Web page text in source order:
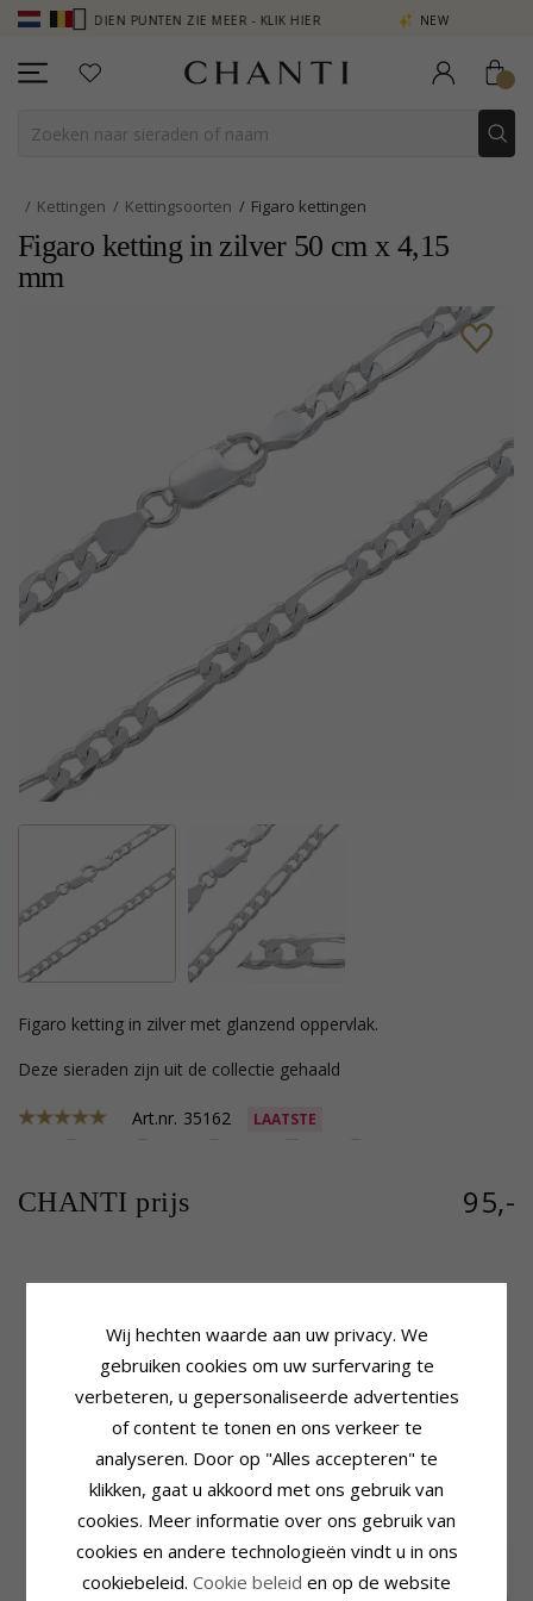
PUNTEN ZIE MEER - KLIK HIER NEW COLLECTION | AURA
Kettingen Kettingsoorten Figaro kettingen
Figaro ketting in zilver 50 cm x 4,15
mm
figaro ketting in zilver met glanzend oppervlak.
Deze sieraden zijn uit de collectie gehaald
Art.nr. 35162 LAATSTE
CHANTI prijs 95,-
Ketting Type:Figaro Ketting
Edelmetaal: Zilver
Oppervlak:
Breedte:4,15 mm
Lengte:50 cm
KLANTEN KOPEN OOK
Wij hechten waarde aan uw privacy. We
gebruiken cookies om uw surfervaring te
verbeteren, u gepersonaliseerde advertenties
of content te tonen en ons verkeer te
analyseren. Door op "Alles accepteren" te
klikken, gaat u akkoord met ons gebruik van
cookies. Meer informatie over ons gebruik van
cookies en andere technologieën vindt u in ons
cookiebeleid. Cookie beleid en op de website